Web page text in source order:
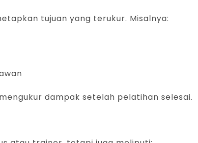
tujuan yang terukur. Misalnya:
dampak setelah pelatihan selesai.